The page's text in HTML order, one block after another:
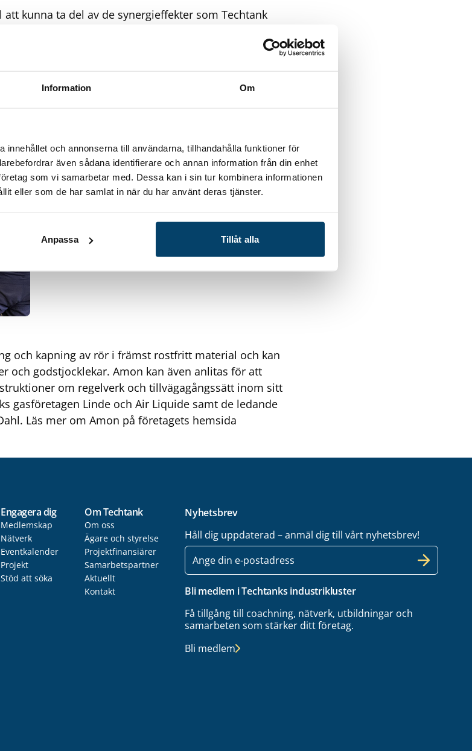
Information Om
innehållet och annonserna till användarna, tillhandahålla funktioner för
även sådana identifierare och annan information från din enhet
som vi samarbetar med. Dessa kan i sin tur kombinera informationen
eller som de har samlat in när du har använt deras tjänster.
Anpassa Tillåt alla
kunna ta del av de synergieffekter som Techtank
utmaningar med företag i liknande
hoppas kommer kunna bidra till klustrets och dess
Sebastian Lodge, VD på Amon.
och kapning av rör i främst rostfritt material och kan
och godstjocklekar. Amon kan även anlitas för att
om regelverk och tillvägagångssätt inom sitt
gasföretagen Linde och Air Liquide samt de ledande
Läs mer om Amon på företagets hemsida
Engagera dig
Medlemskap
Nätverk
Eventkalender
Projekt
Stöd att söka
Om Techtank
Om oss
Ägare och styrelse
Projektfinansiärer
Samarbetspartner
Aktuellt
Kontakt
Nyhetsbrev
Håll dig uppdaterad – anmäl dig till vårt nyhetsbrev!
E-
post
Bli medlem i Techtanks industrikluster
Få tillgång till coachning, nätverk, utbildningar och
samarbeten som stärker ditt företag.
Bli medlem